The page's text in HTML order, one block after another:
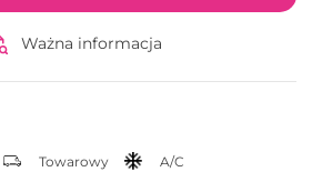
Ważna informacja
Towarowy
A/C